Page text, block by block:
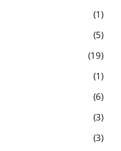
1
5
19
1
6
3
3